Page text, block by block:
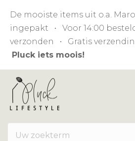
De mooiste items uit o.a.
ingepakt • Voor 14:00
verzonden • Gratis
Pluck iets moois!